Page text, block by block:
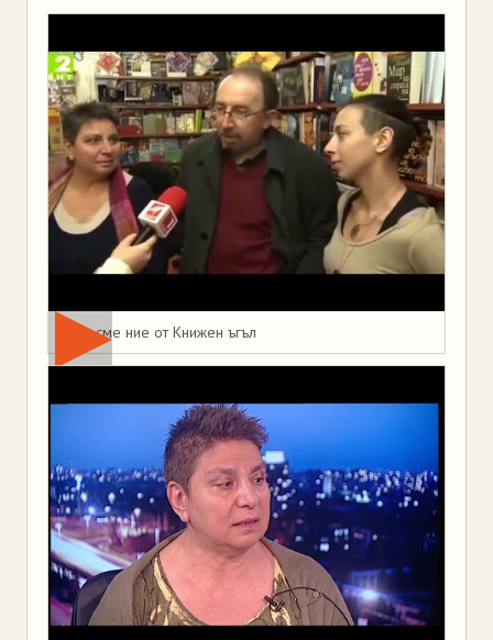
Това сме ние от Книжен ъгъл